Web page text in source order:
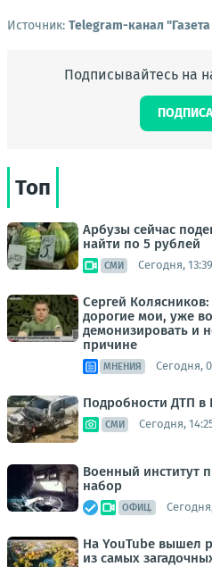
Источник: Telegram-канал
Подписывайтесь на
Топ
Арбузы сейчас
найти по 5 рублей
СМИ Сегодня, 13:39
Сергей
дорогие мои, уже
демонизировать и
причине
МНЕНИЯ Сегодня,
Подробности ДТП
СМИ Сегодня,
Военный институт
набор
ОФИЦ.
На YouTube вышел
из самых